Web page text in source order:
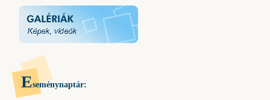
Eseménynaptár: